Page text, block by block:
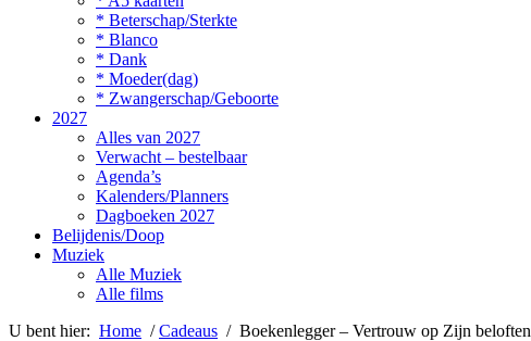
* Beterschap/Sterkte
* Blanco
* Dank
* Moeder(dag)
* Zwangerschap/Geboorte
2027
Alles van 2027
Verwacht – bestelbaar
Agenda’s
Kalenders/Planners
Dagboeken 2027
Belijdenis/Doop
Muziek
Alle Muziek
Alle films
U bent hier: Home /Cadeaus / Boekenlegger – Vertrouw op Zijn beloften